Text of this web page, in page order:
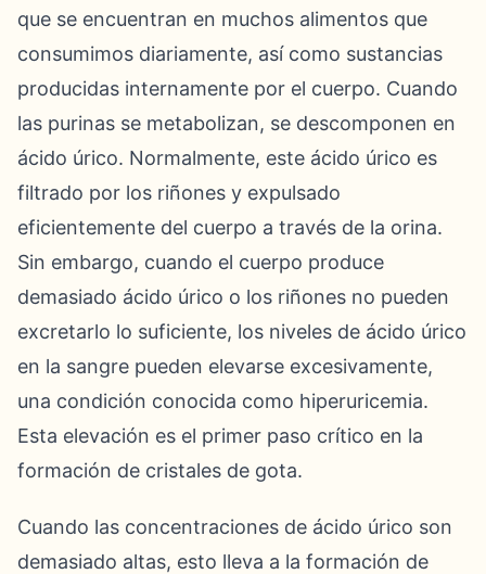
que se encuentran en muchos alimentos que
consumimos diariamente, así como sustancias
producidas internamente por el cuerpo. Cuando
las purinas se metabolizan, se descomponen en
ácido úrico. Normalmente, este ácido úrico es
filtrado por los riñones y expulsado
eficientemente del cuerpo a través de la orina.
Sin embargo, cuando el cuerpo produce
demasiado ácido úrico o los riñones no pueden
excretarlo lo suficiente, los niveles de ácido úrico
en la sangre pueden elevarse excesivamente,
una condición conocida como hiperuricemia.
Esta elevación es el primer paso crítico en la
formación de cristales de gota.
Cuando las concentraciones de ácido úrico son
demasiado altas, esto lleva a la formación de